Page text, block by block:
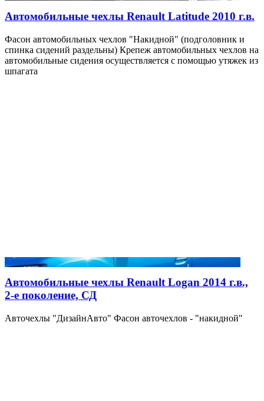
Автомобильные чехлы Renault Latitude 2010 г.в.
Фасон автомобильных чехлов "Накидной" (подголовник и
спинка сидений раздельны) Крепеж автомобильных чехлов на
автомобильные сидения осуществляется с помощью утяжек из
шпагата
Автомобильные чехлы Renault Logan 2014 г.в.,
2-е поколение, СД
Авточехлы "ДизайнАвто" Фасон авточехлов - "накидной"